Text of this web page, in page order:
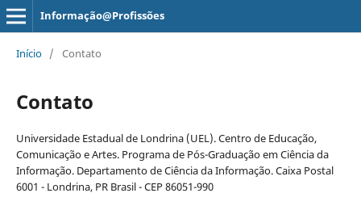
Informação@Profissões
Início / Contato
Contato
Universidade Estadual de Londrina (UEL). Centro de Educação,
Comunicação e Artes. Programa de Pós-Graduação em Ciência da
Informação. Departamento de Ciência da Informação. Caixa Postal
6001 - Londrina, PR Brasil - CEP 86051-990